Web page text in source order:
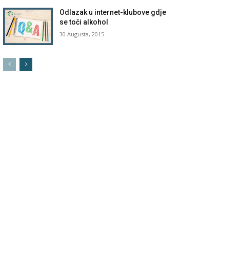
Odlazak u internet-klubove gdje
se toči alkohol
30 Augusta, 2015